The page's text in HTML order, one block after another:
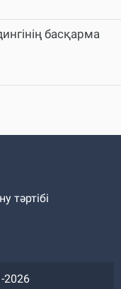
басқарма
тәртібі
2026